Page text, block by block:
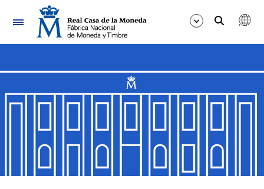
Navegació
Mostra/Amaga
Mostra/Amaga
Mostra/Amaga